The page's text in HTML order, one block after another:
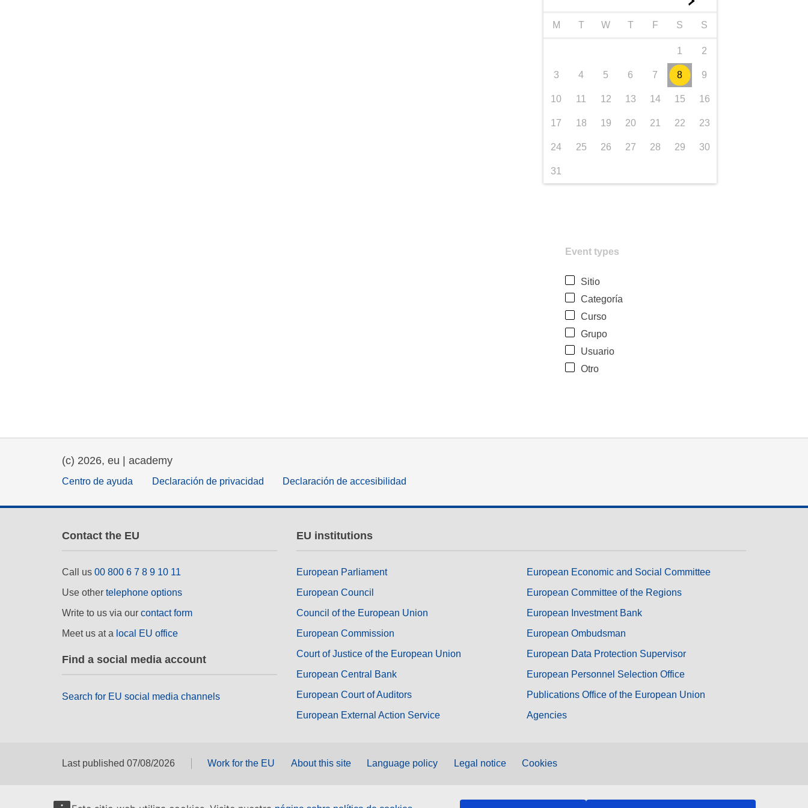
M T W T F S S
1 2
3 4 5 6 7 8 9
10 11 12 13 14 15 16
17 18 19 20 21 22 23
24 25 26 27 28 29 30
31
Event types
Sitio
Categoría
Curso
Grupo
Usuario
Otro
(c) 2026, eu | academy
Centro de ayuda Declaración de privacidad Declaración de accesibilidad
Contact the EU
Call us 00 800 6 7 8 9 10 11
Use other telephone options
Write to us via our contact form
Meet us at a local EU office
Find a social media account
Search for EU social media channels
EU institutions
European Parliament
European Council
Council of the European Union
European Commission
Court of Justice of the European Union
European Central Bank
European Court of Auditors
European External Action Service
European Economic and Social Committee
European Committee of the Regions
European Investment Bank
European Ombudsman
European Data Protection Supervisor
European Personnel Selection Office
Publications Office of the European Union
Agencies
Last published 07/08/2026 Work for the EU About this site Language policy Legal notice Cookies